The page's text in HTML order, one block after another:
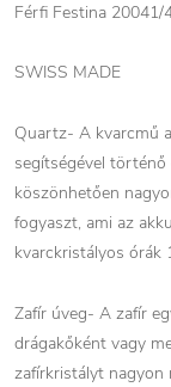
Férfi Festina
SWISS MADE
Quartz- A kvarcmű
segítségével történő
köszönhetően
fogyaszt, ami az
kvarckristályos órák
Zafír úveg- A zafír
drágakőként vagy
zafírkristályt nagyon